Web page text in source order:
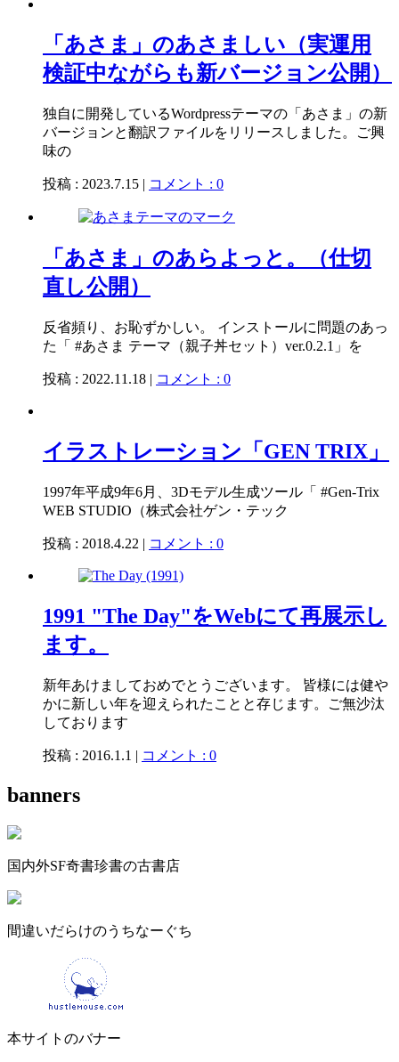
「あさま」のあさましい（実運用
検証中ながらも新バージョン公開）
独自に開発しているWordpressテーマの「あさま」の新
バージョンと翻訳ファイルをリリースしました。ご興
味の
投稿 : 2023.7.15 | コメント : 0
「あさま」のあらよっと。（仕切
直し公開）
反省頻り、お恥ずかしい。 インストールに問題のあっ
た「 #あさま テーマ（親子丼セット）ver.0.2.1」を
投稿 : 2022.11.18 | コメント : 0
イラストレーション「GEN TRIX」
1997年平成9年6月、3Dモデル生成ツール「 #Gen-Trix
WEB STUDIO（株式会社ゲン・テック
投稿 : 2018.4.22 | コメント : 0
1991 "The Day"をWebにて再展示し
ます。
新年あけましておめでとうございます。 皆様には健や
かに新しい年を迎えられたことと存じます。ご無沙汰
しております
投稿 : 2016.1.1 | コメント : 0
banners
国内外SF奇書珍書の古書店
間違いだらけのうちなーぐち
本サイトのバナー